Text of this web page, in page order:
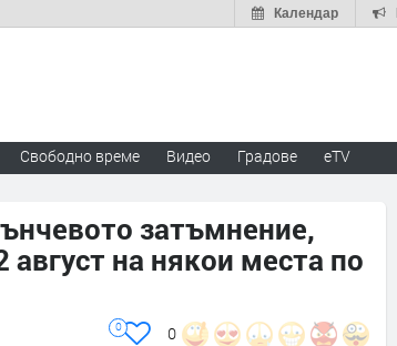
Календар
Свободно време Видео Градове eTV
затъмнение,
на някои места по
0
0